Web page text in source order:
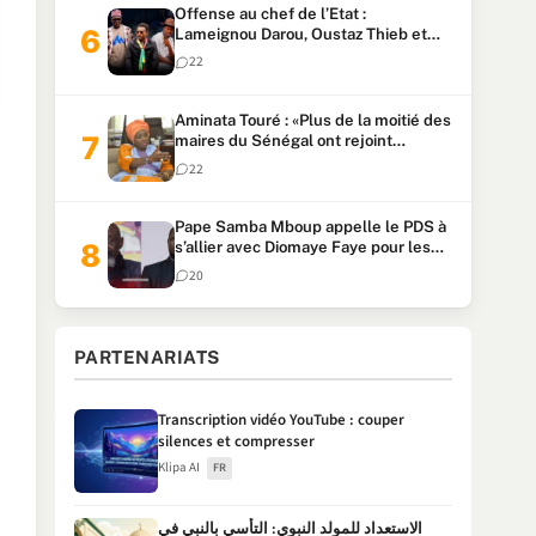
Offense au chef de l’Etat :
Lameignou Darou, Oustaz Thieb et
Ndiaye Touba lourdement
condamnés
22
Aminata Touré : «Plus de la moitié des
maires du Sénégal ont rejoint
Kiiraay»
22
Pape Samba Mboup appelle le PDS à
s’allier avec Diomaye Faye pour les
locales et tacle Sonko
20
PARTENARIATS
Transcription vidéo YouTube : couper
silences et compresser
Klipa AI FR
الاستعداد للمولد النبوي: التأسي بالنبي في